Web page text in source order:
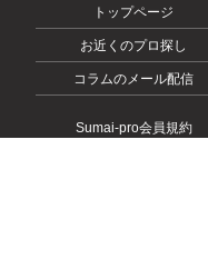
トップページ
お近くのプロ探し
コラムのメール配信
Sumai-pro会員規約